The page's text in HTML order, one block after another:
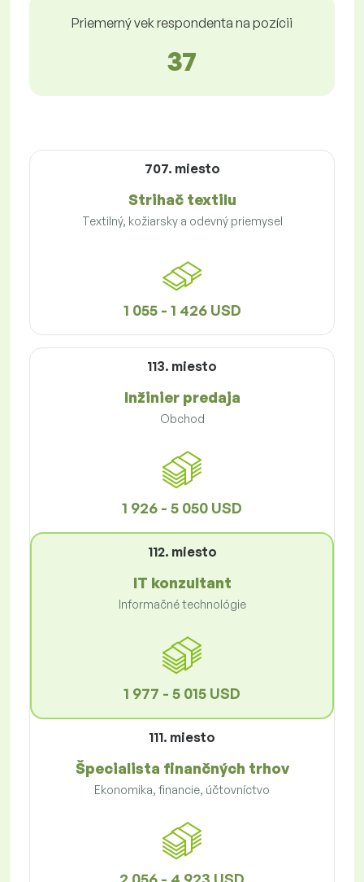
Priemerný vek respondenta na pozícii
37
707. miesto
Strihač textilu
Textilný, kožiarsky a odevný priemysel
1 055 - 1 426 USD
113. miesto
Inžinier predaja
Obchod
1 926 - 5 050 USD
112. miesto
IT konzultant
Informačné technológie
1 977 - 5 015 USD
111. miesto
Špecialista finančných trhov
Ekonomika, financie, účtovníctvo